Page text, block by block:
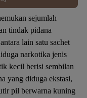
sejumlah
tindak pidana
lain satu sachet
narkotika jenis
kecil berisi sembilan
yang diduga ekstasi,
pil berwarna kuning